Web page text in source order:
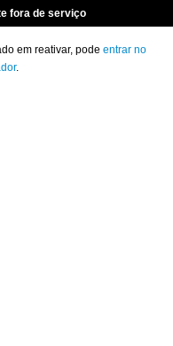
fora de serviço
em reativar, pode entrar no
.